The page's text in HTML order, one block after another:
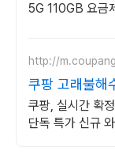
5G 110GB 요금
http://
쿠팡 고래불해
쿠팡, 실시간 확
단독 특가 신규